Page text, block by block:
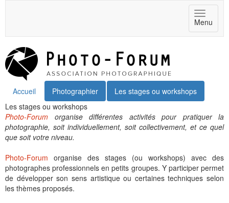
Toggle
Menu
Accueil Photographier
Les stages ou workshops
Les stages ou workshops
Photo-Forum organise différentes activités pour pratiquer la
photographie, soit individuellement, soit collectivement, et ce quel
que soit votre niveau.
Photo-Forum organise des stages (ou workshops) avec des
photographes professionnels en petits groupes. Y participer permet
de développer son sens artistique ou certaines techniques selon
les thèmes proposés.